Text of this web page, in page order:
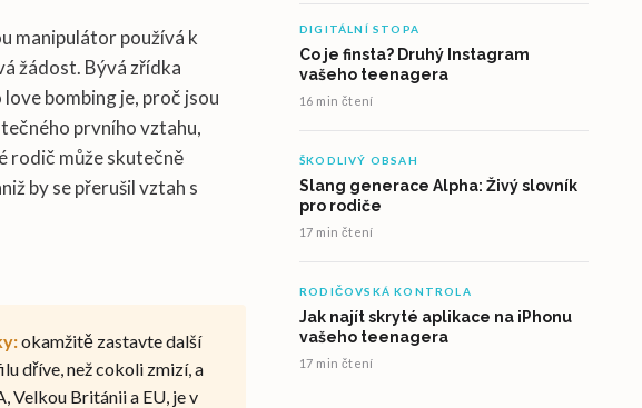
manipulátor používá k
žádost. Bývá zřídka
bombing je, proč jsou
prvního vztahu,
rodič může skutečně
by se přerušil vztah s
okamžitě zastavte další
dříve, než cokoli zmizí, a
Velkou Británii a EU, je v
DIGITÁLNÍ STOPA
Co je finsta? Druhý Instagram
vašeho teenagera
16 min čtení
ŠKODLIVÝ OBSAH
Slang generace Alpha: Živý slovník
pro rodiče
17 min čtení
RODIČOVSKÁ KONTROLA
Jak najít skryté aplikace na iPhonu
vašeho teenagera
17 min čtení